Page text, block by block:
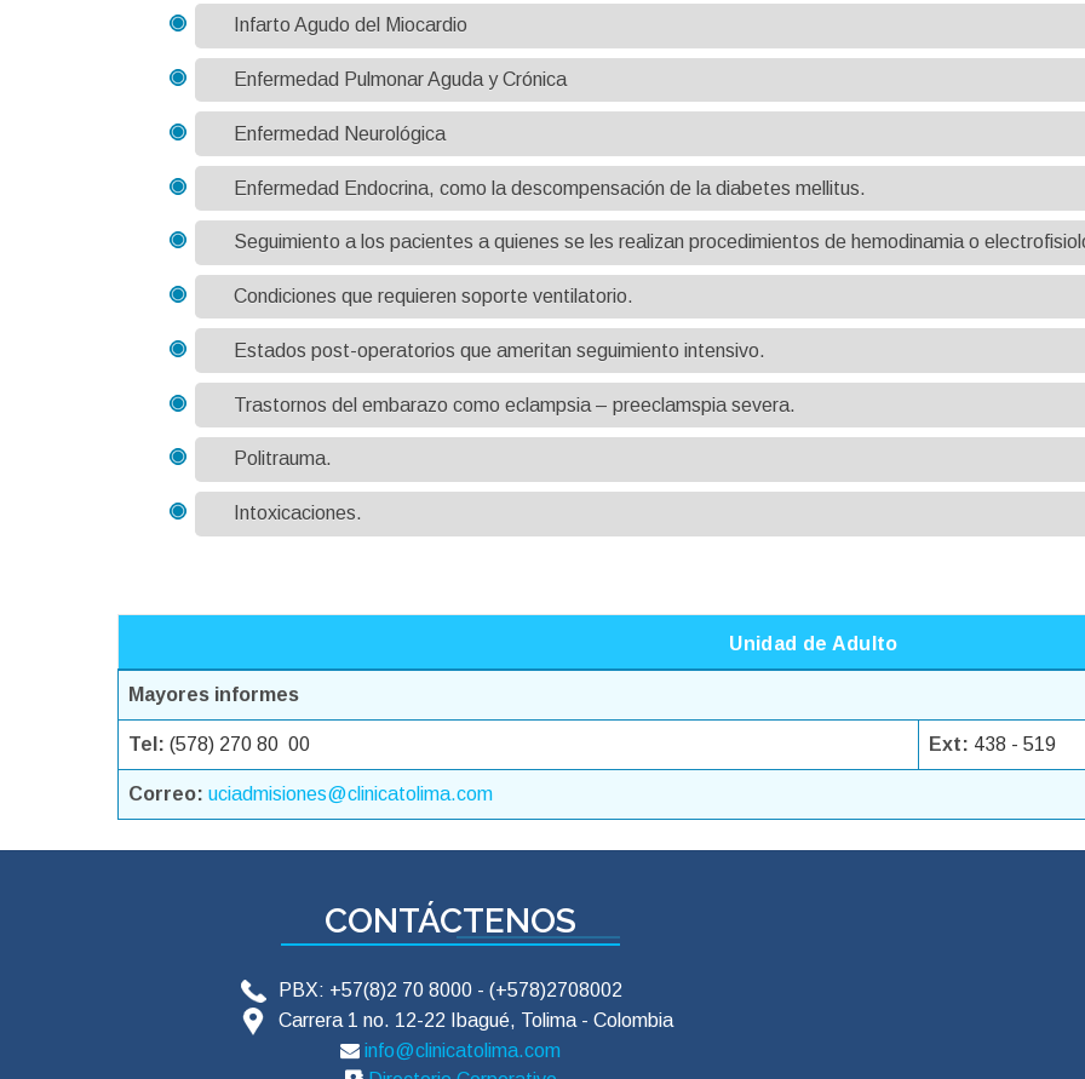
Infarto Agudo del Miocardio
Enfermedad Pulmonar Aguda y Crónica
Enfermedad Neurológica
Enfermedad Endocrina, como la descompensación de la diabetes mellitus.
Seguimiento a los pacientes a quienes se les realizan procedimientos de hemodinamia o
Condiciones que requieren soporte ventilatorio.
Estados post-operatorios que ameritan seguimiento intensivo.
Trastornos del embarazo como eclampsia – preeclamspia severa.
Politrauma.
Intoxicaciones.
Unidad de Adulto
Mayores informes
Tel: (578) 270 80 00 Ext: 438 - 519
Correo: uciadmisiones@clinicatolima.com
CONTÁCTENOS
PBX: +57(8)2 70 8000 - (+578)2708002
Carrera 1 no. 12-22 Ibagué, Tolima - Colombia
info@clinicatolima.com